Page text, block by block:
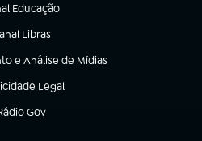
Educação
em nova aba)
Libras
em nova aba)
e Análise de Mídias
aba)
Legal
em nova aba)
Gov
em nova aba)